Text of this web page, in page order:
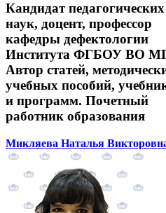
Кандидат педагогических
наук, доцент, профессор
кафедры дефектологии
Института ФГБОУ ВО
Автор статей,
учебных пособий,
и программ. Почетный
работник образования
Микляева Наталья